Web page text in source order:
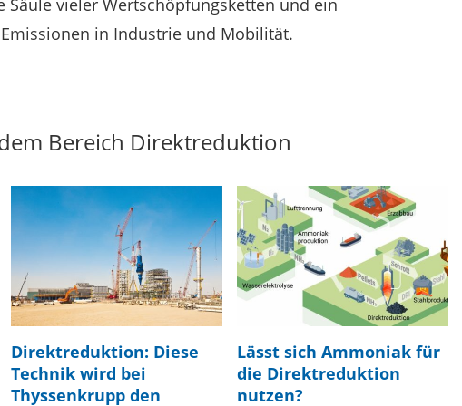
Säule vieler Wertschöpfungsketten und ein
in Industrie und Mobilität.
Bereich Direktreduktion
Direktreduktion: Diese
Technik wird bei
Thyssenkrupp den
Lässt sich Ammoniak für
die Direktreduktion
nutzen?